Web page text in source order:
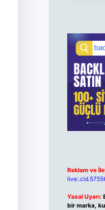
Reklam ve
Yasal Uyarı:
bir marka,